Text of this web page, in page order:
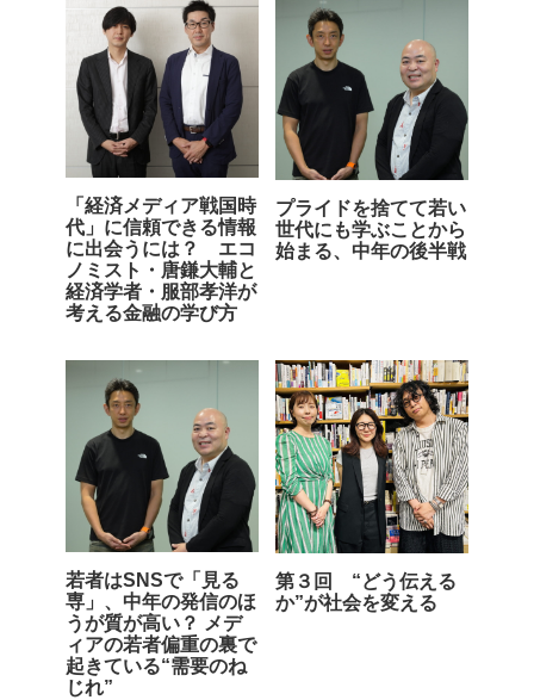
「経済メディア戦国時
代」に信頼できる情報
に出会うには？ エコ
ノミスト・唐鎌大輔と
経済学者・服部孝洋が
考える金融の学び方
プライドを捨てて若い
世代にも学ぶことから
始まる、中年の後半戦
若者はSNSで「見る
専」、中年の発信のほ
うが質が高い？ メデ
ィアの若者偏重の裏で
起きている“需要のね
じれ”
第３回 “どう伝える
か”が社会を変える